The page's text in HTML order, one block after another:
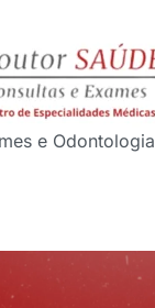
e Odontologia